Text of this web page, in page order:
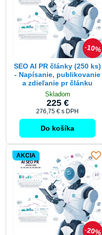
10%
SEO AI PR články (250 ks)
- Napísanie, publikovanie
a zdieľanie pr článku
Skladom
225 €
276,75 € s DPH
Do košíka
20%
AKCIA